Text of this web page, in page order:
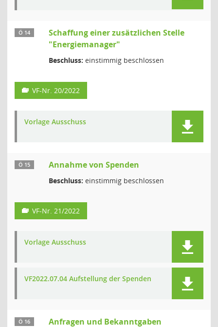
Ö 14
Schaffung einer zusätzlichen Stelle
"Energiemanager"
Beschluss: einstimmig beschlossen
VF-Nr. 20/2022
Vorlage Ausschuss
Ö 15 Annahme von Spenden
Beschluss: einstimmig beschlossen
VF-Nr. 21/2022
Vorlage Ausschuss
VF2022.07.04 Aufstellung der Spenden
Ö 16 Anfragen und Bekanntgaben